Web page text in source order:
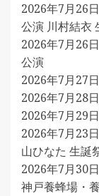
2026年7月26
公演 川村結衣
2026年7月26
公演
2026年7月27
2026年7月28
2026年7月29
2026年7月23
山ひなた 生誕
2026年7月30
神戸養蜂場・